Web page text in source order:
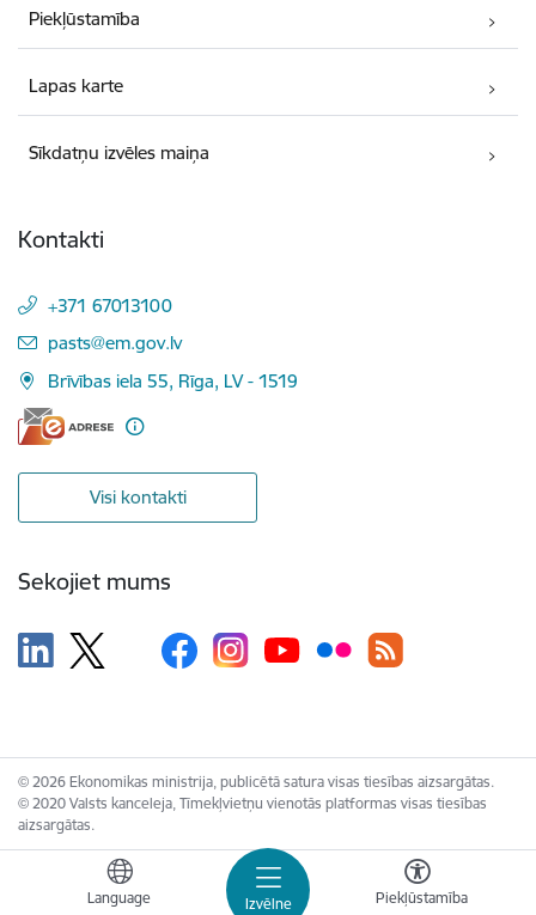
Izvēlne
Language Piekļūstamība
Piekļūstamība
Lapas karte
Sīkdatņu izvēles maiņa
Kontakti
+371 67013100
E-pasts:
pasts@em.gov.lv
Brīvības iela 55, Rīga, LV - 1519
Visi kontakti
Sekojiet mums
© 2026 Ekonomikas ministrija, publicētā satura visas tiesības aizsargātas.
© 2020 Valsts kanceleja, Tīmekļvietņu vienotās platformas visas tiesības
aizsargātas.